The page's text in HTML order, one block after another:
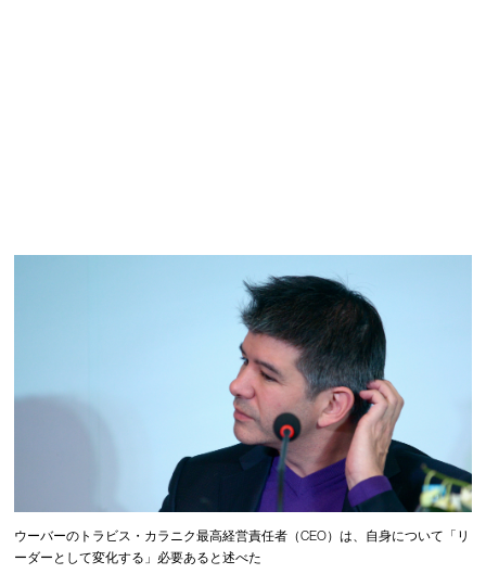
ウーバーのトラビス・カラニク最高経営責任者（CEO）は、自身について「リ
ーダーとして変化する」必要あると述べた